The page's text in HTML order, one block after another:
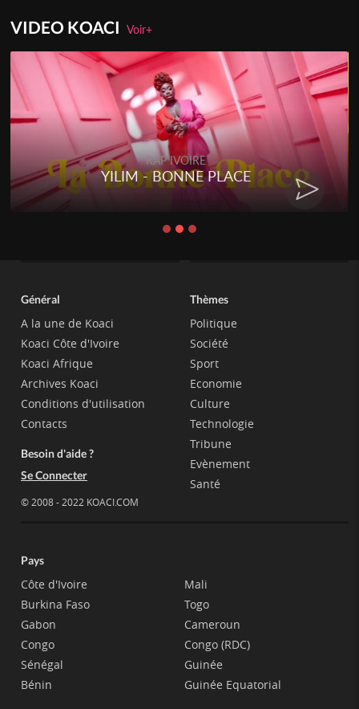
VIDEO KOACIVoir+
RAP IVOIRE
YILIM - BONNE PLACE
Général
A la une de Koaci
Koaci Côte d'Ivoire
Koaci Afrique
Archives Koaci
Conditions d'utilisation
Contacts
Besoin d'aide ?
Se Connecter
© 2008 - 2022 KOACI.COM
Thèmes
Politique
Société
Sport
Economie
Culture
Technologie
Tribune
Evènement
Santé
Pays
Côte d'Ivoire
Burkina Faso
Gabon
Congo
Sénégal
Bénin
Mali
Togo
Cameroun
Congo (RDC)
Guinée
Guinée Equatorial